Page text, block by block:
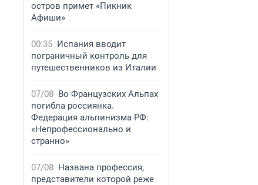
остров примет «Пикник
Афиши»
00:35 Испания вводит
пограничный контроль для
путешественников из Италии
07/08 Во Французских Альпах
погибла россиянка.
Федерация альпинизма РФ:
«Непрофессионально и
странно»
07/08 Названа профессия,
представители которой реже